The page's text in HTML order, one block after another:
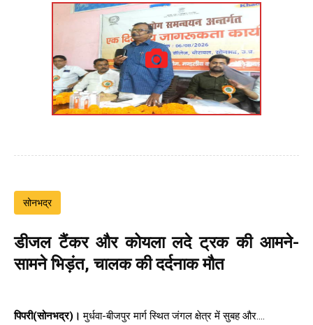
सोनभद्र
डीजल टैंकर और कोयला लदे ट्रक की आमने-
सामने भिड़ंत, चालक की दर्दनाक मौत
पिपरी(सोनभद्र)। मुर्धवा-बीजपुर मार्ग स्थित जंगल क्षेत्र में सुबह और....